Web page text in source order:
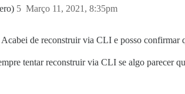
Março 11, 2021, 8:35pm
5
Acabei de reconstruir via CLI e posso confirmar
tentar reconstruir via CLI se algo parecer